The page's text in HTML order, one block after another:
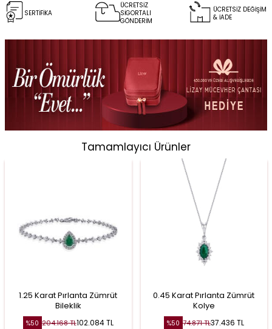
SERTİFİKA
ÜCRETSİZ
SİGORTALI
GÖNDERİM
ÜCRETSİZ DEĞİŞİM
& İADE
Tamamlayıcı Ürünler
1.25 Karat Pırlanta Zümrüt
Bileklik
%50 204.168TL102.084TL
0.45 Karat Pırlanta Zümrüt
Kolye
%50 74.871TL37.436 TL